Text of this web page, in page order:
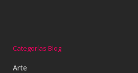
Categorías Blog
Arte